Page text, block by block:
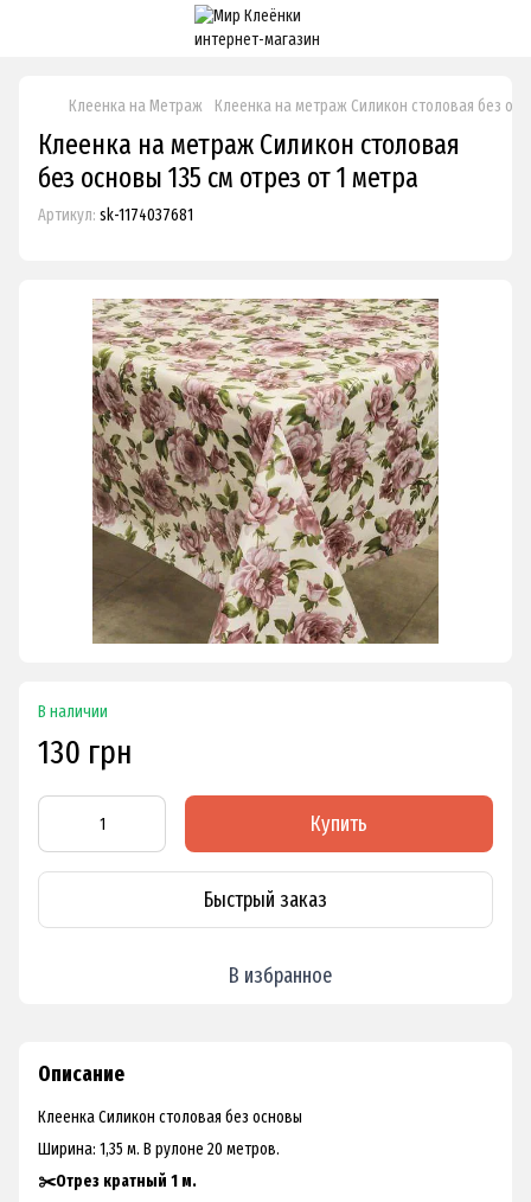
Клеенка на Метраж Клеенка на метраж Силикон столовая без
Клеенка на метраж Силикон столовая
без основы 135 см отрез от 1 метра
Артикул: sk-1174037681
В наличии
130 грн
Купить
Быстрый заказ
В избранное
Описание
Клеенка Силикон столовая без основы
Ширина: 1,35 м. В рулоне 20 метров.
✂️Отрез кратный 1 м.